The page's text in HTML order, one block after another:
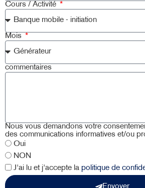
Cours / Activité
Mois
commentaires
Nous vous demandons votre
des communications informatives et/ou
Oui
NON
J'ai lu et j'accepte la politique de